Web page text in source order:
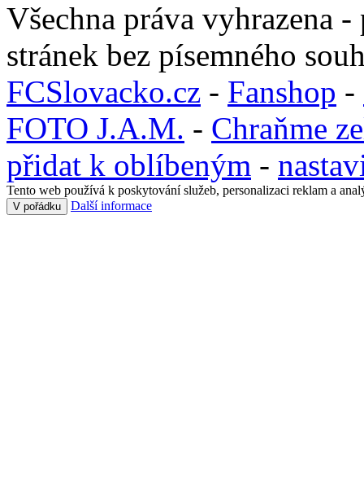
Všechna práva vyhrazena
stránek bez písemného
FCSlovacko.cz - Fanshop -
FOTO J.A.M. - Chraňme
přidat k oblíbeným -
Tento web používá k poskytování služeb, personalizaci reklam a
V pořádku Další informace